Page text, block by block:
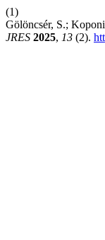
(1)
Gölöncsér, S.;
JRES 2025, 13 (2).